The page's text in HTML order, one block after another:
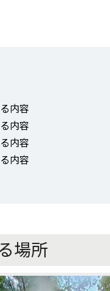
内容
内容
内容
内容
場所